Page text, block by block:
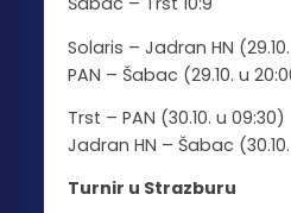
Solaris – Jadran HN
PAN – Šabac (29.10. u
Trst – PAN (30.10. u 09:30)
Jadran HN – Šabac (30.10.
Turnir u Strazburu